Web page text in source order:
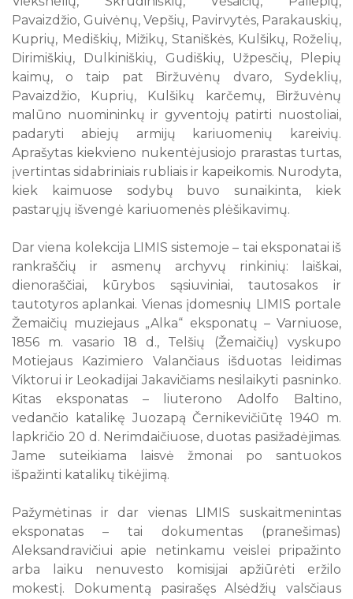
Pavaizdžio, Guivėnų, Vepšių, Pavirvytės, Parakauskių,
Kuprių, Mediškių, Mižikų, Staniškės, Kulšikų, Roželių,
Dirimiškių, Dulkiniškių, Gudiškių, Užpesčių, Plepių
kaimų, o taip pat Biržuvėnų dvaro, Sydeklių,
Pavaizdžio, Kuprių, Kulšikų karčemų, Biržuvėnų
malūno nuomininkų ir gyventojų patirti nuostoliai,
padaryti abiejų armijų kariuomenių kareivių.
Aprašytas kiekvieno nukentėjusiojo prarastas turtas,
įvertintas sidabriniais rubliais ir kapeikomis. Nurodyta,
kiek kaimuose sodybų buvo sunaikinta, kiek
pastarųjų išvengė kariuomenės plėšikavimų.
Dar viena kolekcija LIMIS sistemoje – tai eksponatai iš
rankraščių ir asmenų archyvų rinkinių: laiškai,
dienoraščiai, kūrybos sąsiuviniai, tautosakos ir
tautotyros aplankai. Vienas įdomesnių LIMIS portale
Žemaičių muziejaus „Alka“ eksponatų – Varniuose,
1856 m. vasario 18 d., Telšių (Žemaičių) vyskupo
Motiejaus Kazimiero Valančiaus išduotas leidimas
Viktorui ir Leokadijai Jakavičiams nesilaikyti pasninko.
Kitas eksponatas – liuterono Adolfo Baltino,
vedančio katalikę Juozapą Černikevičiūtę 1940 m.
lapkričio 20 d. Nerimdaičiuose, duotas pasižadėjimas.
Jame suteikiama laisvė žmonai po santuokos
išpažinti katalikų tikėjimą.
Pažymėtinas ir dar vienas LIMIS suskaitmenintas
eksponatas – tai dokumentas (pranešimas)
Aleksandravičiui apie netinkamu veislei pripažinto
arba laiku nenuvesto komisijai apžiūrėti eržilo
mokestį. Dokumentą pasirašęs Alsėdžių valsčiaus